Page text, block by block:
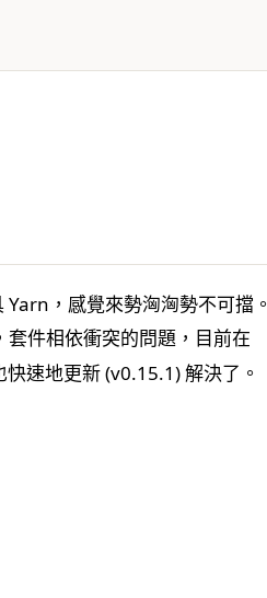
，感覺來勢洶洶勢不可擋。
套件相依衝突的問題，目前在
速地更新 (v0.15.1) 解決了。